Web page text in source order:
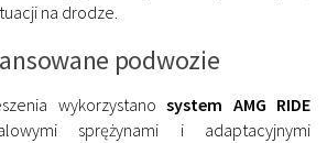
na drodze.
podwozie
wykorzystano system AMG RIDE
sprężynami i adaptacyjnymi